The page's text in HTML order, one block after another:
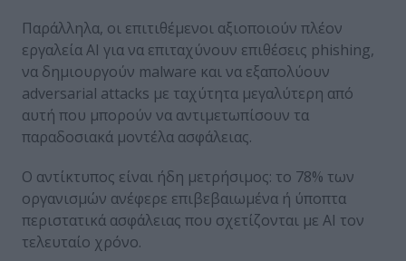
Παράλληλα, οι επιτιθέμενοι αξιοποιούν πλέον
εργαλεία AI για να επιταχύνουν επιθέσεις phishing,
να δημιουργούν malware και να εξαπολύουν
adversarial attacks με ταχύτητα μεγαλύτερη από
αυτή που μπορούν να αντιμετωπίσουν τα
παραδοσιακά μοντέλα ασφάλειας.
Ο αντίκτυπος είναι ήδη μετρήσιμος: το 78% των
οργανισμών ανέφερε επιβεβαιωμένα ή ύποπτα
περιστατικά ασφάλειας που σχετίζονται με AI τον
τελευταίο χρόνο.